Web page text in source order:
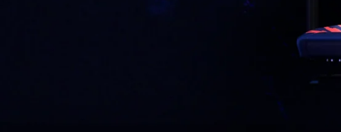
De 60 € a 90 € de descuento en productos seleccionados